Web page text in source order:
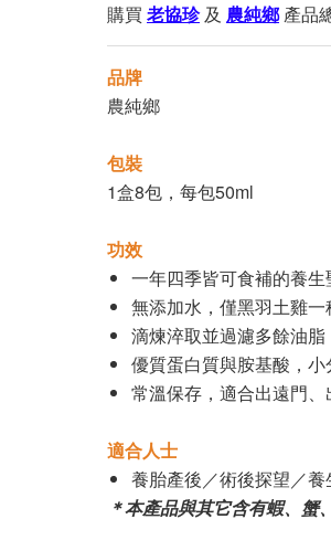
購買 老協珍及 農純鄉產品
品牌
農純鄉
包裝
1盒8包，每包50ml
功效
一年四季皆可食補的養生
無添加水，僅黑羽土雞一
滴煉淬取並過濾多餘油
優質蛋白質與胺基酸，小
常溫保存，適合出遠門
適合人士
養胎產後／術後探望／
＊本產品與其它含有蝦、